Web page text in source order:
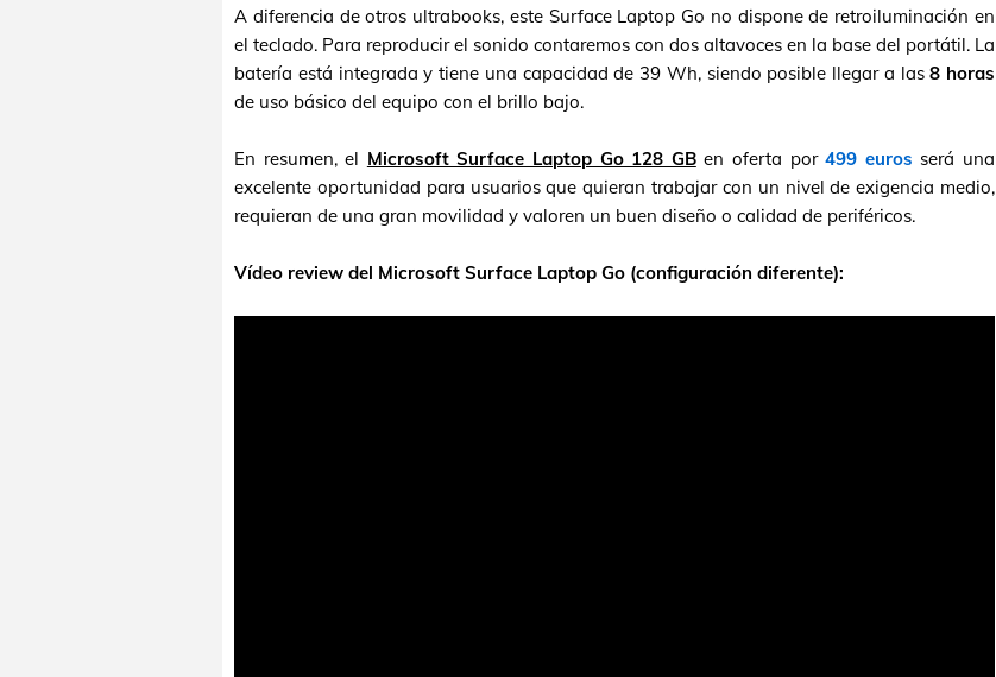
A diferencia de otros ultrabooks, este Surface Laptop Go no dispone de retroiluminación en
el teclado. Para reproducir el sonido contaremos con dos altavoces en la base del portátil. La
batería está integrada y tiene una capacidad de 39 Wh, siendo posible llegar a las8 horas
de uso básico del equipo con el brillo bajo.
En resumen, el Microsoft Surface Laptop Go 128 GBen oferta por499 euros será una
excelente oportunidad para usuarios que quieran trabajar con un nivel de exigencia medio,
requieran de una gran movilidad y valoren un buen diseño o calidad de periféricos.
Vídeo review del Microsoft Surface Laptop Go (configuración diferente):